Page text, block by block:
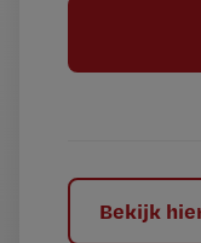
l
Bekijk